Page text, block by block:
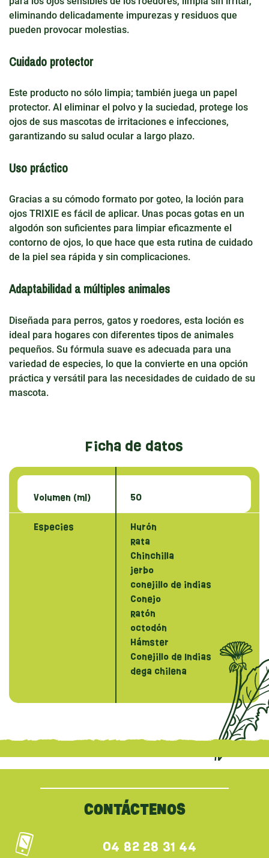
eliminando delicadamente impurezas y residuos que
pueden provocar molestias.
Cuidado protector
Este producto no sólo limpia; también juega un papel
protector. Al eliminar el polvo y la suciedad, protege los
ojos de sus mascotas de irritaciones e infecciones,
garantizando su salud ocular a largo plazo.
Uso práctico
Gracias a su cómodo formato por goteo, la loción para
ojos TRIXIE es fácil de aplicar. Unas pocas gotas en un
algodón son suficientes para limpiar eficazmente el
contorno de ojos, lo que hace que esta rutina de cuidado
de la piel sea rápida y sin complicaciones.
Adaptabilidad a múltiples animales
Diseñada para perros, gatos y roedores, esta loción es
ideal para hogares con diferentes tipos de animales
pequeños. Su fórmula suave es adecuada para una
variedad de especies, lo que la convierte en una opción
práctica y versátil para las necesidades de cuidado de su
mascota.
Ficha de datos
Volumen (ml) 50
Especies
Hurón
Rata
Chinchilla
jerbo
conejillo de indias
Conejo
Ratón
octodón
Hámster
Conejillo de Indias
dega chilena
CONTÁCTENOS
04 82 28 31 44